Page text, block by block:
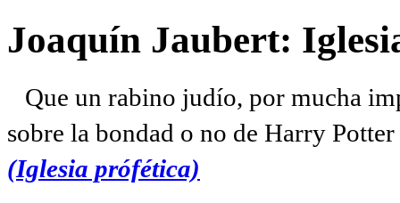
Joaquín Jaubert:
Que un rabino judío, por mucha
sobre la bondad o no de Harry
(Iglesia prófética)